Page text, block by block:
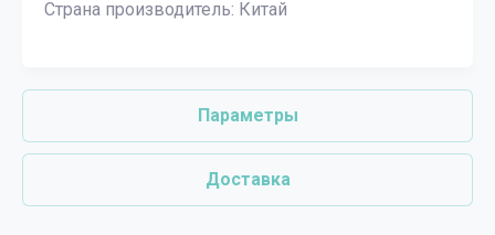
Страна производитель: Китай
Параметры
Доставка